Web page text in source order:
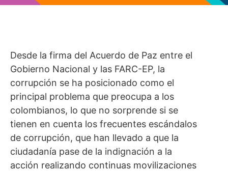
Desde la firma del Acuerdo de Paz entre el
Gobierno Nacional y las FARC-EP, la
corrupción se ha posicionado como el
principal problema que preocupa a los
colombianos, lo que no sorprende si se
tienen en cuenta los frecuentes escándalos
de corrupción, que han llevado a que la
ciudadanía pase de la indignación a la
acción realizando continuas movilizaciones